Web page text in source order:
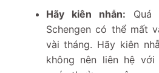
Hãy kiên nhẫn: Quá
Schengen có thể mất
vài tháng. Hãy kiên
không nên liên hệ